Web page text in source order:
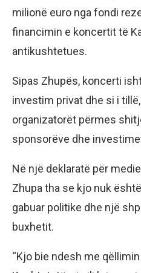
milionë euro nga fondi
financimin e koncertit të
antikushtetues.
Sipas Zhupës, koncerti
investim privat dhe si i
organizatorët përmes
sponsorëve dhe
Në një deklaratë për
Zhupa tha se kjo nuk
gabuar politike dhe një
buxhetit.
“Kjo bie ndesh me